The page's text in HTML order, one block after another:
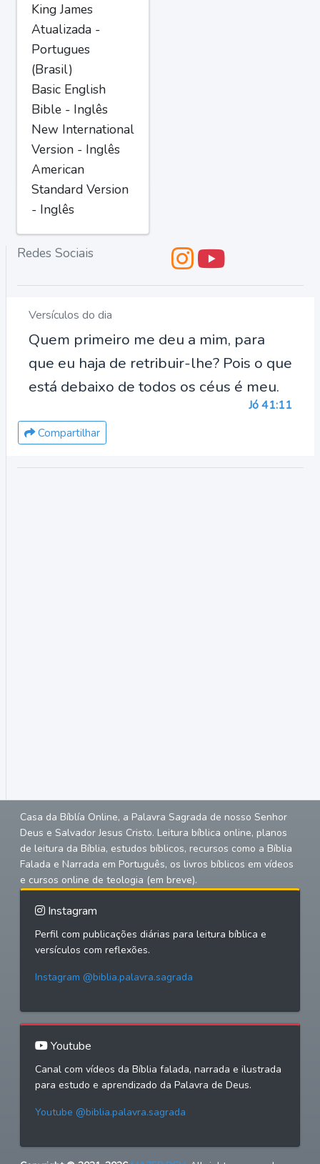
King James
Atualizada -
Portugues
(Brasil)
Basic English
Bible - Inglês
New International
Version - Inglês
American
Standard Version
- Inglês
Redes Sociais
Versículos do dia
Quem primeiro me deu a mim, para
que eu haja de retribuir-lhe? Pois o que
está debaixo de todos os céus é meu.
Jó 41:11
Compartilhar
Casa da Bíblía Online, a Palavra Sagrada de nosso Senhor
Deus e Salvador Jesus Cristo. Leitura bíblica online, planos
de leitura da Bíblia, estudos bíblicos, recursos como a Bíblia
Falada e Narrada em Português, os livros bíblicos em vídeos
e cursos online de teologia (em breve).
Instagram
Perfil com publicações diárias para leitura bíblica e
versículos com reflexões.
Instagram @biblia.palavra.sagrada
Youtube
Canal com vídeos da Bíblia falada, narrada e ilustrada
para estudo e aprendizado da Palavra de Deus.
Youtube @biblia.palavra.sagrada